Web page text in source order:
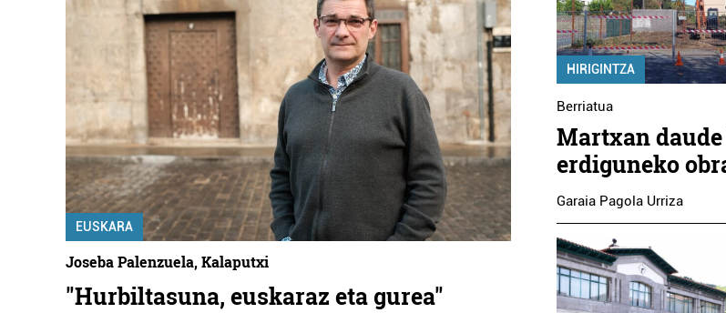
EUSKARA
Joseba Palenzuela, Kalaputxi
"Hurbiltasuna, euskaraz eta gurea"
HIRIGINTZA
Berriatua
Martxan
erdiguneko
Garaia Pagola Urriza